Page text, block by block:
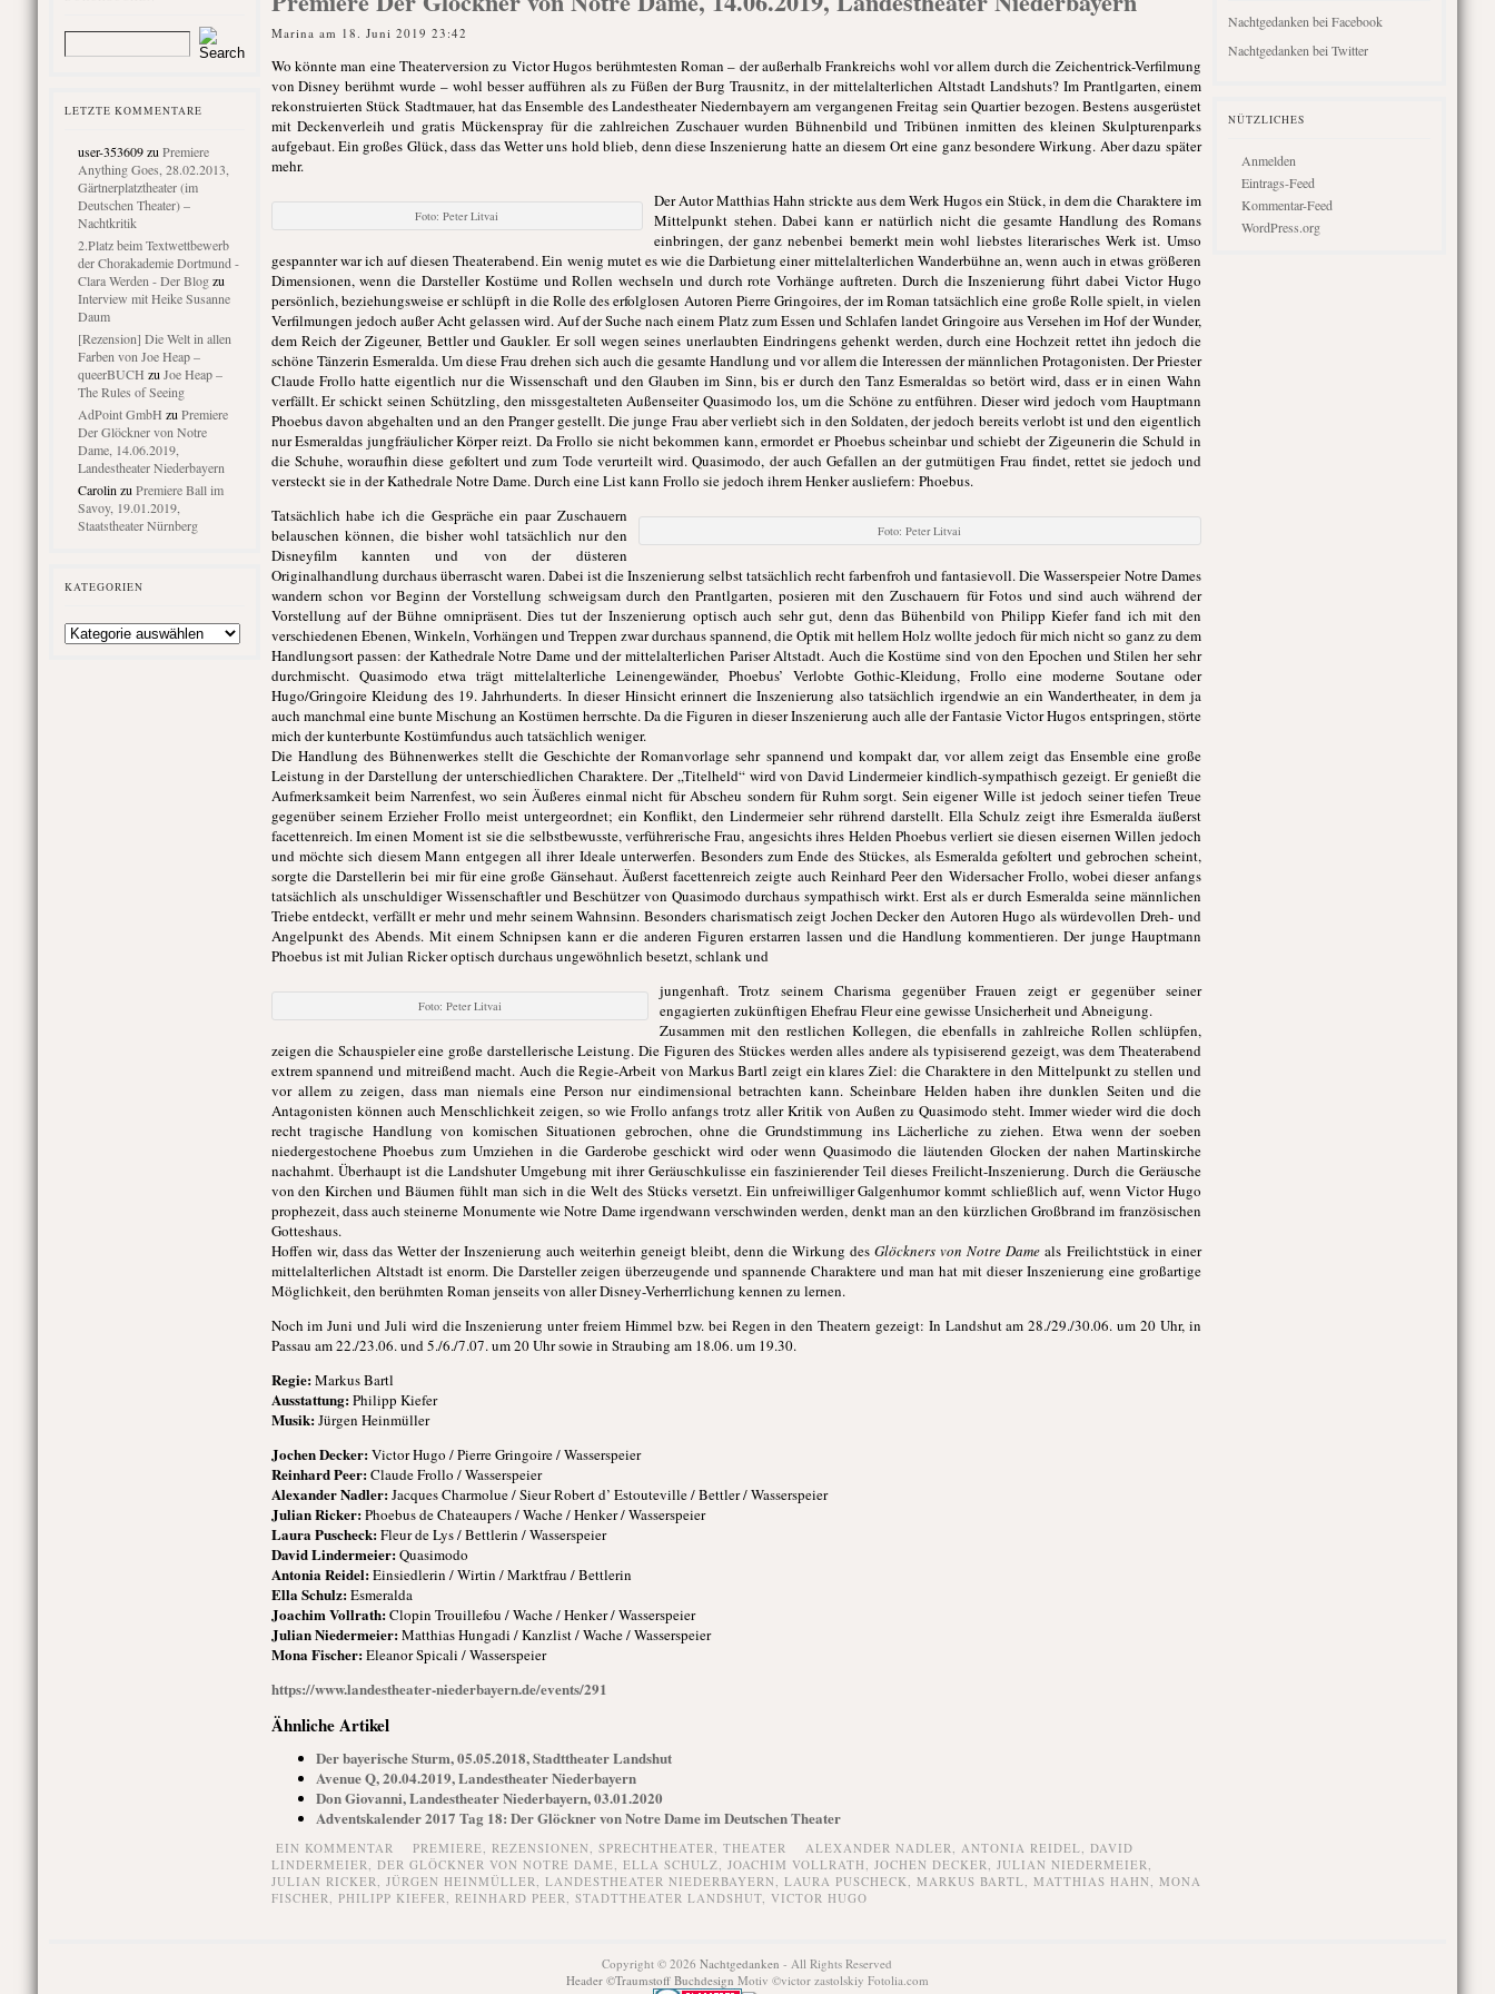
LETZTE KOMMENTARE
user-353609zu Premiere
Anything Goes, 28.02.2013,
Gärtnerplatztheater (im
Deutschen Theater) –
Nachtkritik
2.Platz beim Textwettbewerb
der Chorakademie Dortmund -
Clara Werden - Der Blogzu
Interview mit Heike Susanne
Daum
[Rezension] Die Welt in allen
Farben von Joe Heap –
queerBUCH zu Joe Heap –
The Rules of Seeing
AdPoint GmbH zu Premiere
Der Glöckner von Notre
Dame, 14.06.2019,
Landestheater Niederbayern
Carolin zu Premiere Ball im
Savoy, 19.01.2019,
Staatstheater Nürnberg
KATEGORIEN
Kategorien
Marina am 18. Juni 2019 23:42
Wo könnte man eine Theaterversion zu Victor Hugos berühmtesten Roman – der außerhalb Frankreichs wohl vor allem durch die Zeichentrick-Verfilmung
von Disney berühmt wurde – wohl besser aufführen als zu Füßen der Burg Trausnitz, in der mittelalterlichen Altstadt Landshuts? Im Prantlgarten, einem
rekonstruierten Stück Stadtmauer, hat das Ensemble des Landestheater Niedernbayern am vergangenen Freitag sein Quartier bezogen. Bestens ausgerüstet
mit Deckenverleih und gratis Mückenspray für die zahlreichen Zuschauer wurden Bühnenbild und Tribünen inmitten des kleinen Skulpturenparks
aufgebaut. Ein großes Glück, dass das Wetter uns hold blieb, denn diese Inszenierung hatte an diesem Ort eine ganz besondere Wirkung. Aber dazu später
mehr.
Foto: Peter Litvai
Der Autor Matthias Hahn strickte aus dem Werk Hugos ein Stück, in dem die Charaktere im
Mittelpunkt stehen. Dabei kann er natürlich nicht die gesamte Handlung des Romans
einbringen, der ganz nebenbei bemerkt mein wohl liebstes literarisches Werk ist. Umso
gespannter war ich auf diesen Theaterabend. Ein wenig mutet es wie die Darbietung einer mittelalterlichen Wanderbühne an, wenn auch in etwas größeren
Dimensionen, wenn die Darsteller Kostüme und Rollen wechseln und durch rote Vorhänge auftreten. Durch die Inszenierung führt dabei Victor Hugo
persönlich, beziehungsweise er schlüpft in die Rolle des erfolglosen Autoren Pierre Gringoires, der im Roman tatsächlich eine große Rolle spielt, in vielen
Verfilmungen jedoch außer Acht gelassen wird. Auf der Suche nach einem Platz zum Essen und Schlafen landet Gringoire aus Versehen im Hof der Wunder,
dem Reich der Zigeuner, Bettler und Gaukler. Er soll wegen seines unerlaubten Eindringens gehenkt werden, durch eine Hochzeit rettet ihn jedoch die
schöne Tänzerin Esmeralda. Um diese Frau drehen sich auch die gesamte Handlung und vor allem die Interessen der männlichen Protagonisten. Der Priester
Claude Frollo hatte eigentlich nur die Wissenschaft und den Glauben im Sinn, bis er durch den Tanz Esmeraldas so betört wird, dass er in einen Wahn
verfällt. Er schickt seinen Schützling, den missgestalteten Außenseiter Quasimodo los, um die Schöne zu entführen. Dieser wird jedoch vom Hauptmann
Phoebus davon abgehalten und an den Pranger gestellt. Die junge Frau aber verliebt sich in den Soldaten, der jedoch bereits verlobt ist und den eigentlich
nur Esmeraldas jungfräulicher Körper reizt. Da Frollo sie nicht bekommen kann, ermordet er Phoebus scheinbar und schiebt der Zigeunerin die Schuld in
die Schuhe, woraufhin diese gefoltert und zum Tode verurteilt wird. Quasimodo, der auch Gefallen an der gutmütigen Frau findet, rettet sie jedoch und
versteckt sie in der Kathedrale Notre Dame. Durch eine List kann Frollo sie jedoch ihrem Henker ausliefern: Phoebus.
Foto: Peter Litvai
Tatsächlich habe ich die Gespräche ein paar Zuschauern
belauschen können, die bisher wohl tatsächlich nur den
Disneyfilm kannten und von der düsteren
Originalhandlung durchaus überrascht waren. Dabei ist die Inszenierung selbst tatsächlich recht farbenfroh und fantasievoll. Die Wasserspeier Notre Dames
wandern schon vor Beginn der Vorstellung schweigsam durch den Prantlgarten, posieren mit den Zuschauern für Fotos und sind auch während der
Vorstellung auf der Bühne omnipräsent. Dies tut der Inszenierung optisch auch sehr gut, denn das Bühenbild von Philipp Kiefer fand ich mit den
verschiedenen Ebenen, Winkeln, Vorhängen und Treppen zwar durchaus spannend, die Optik mit hellem Holz wollte jedoch für mich nicht so ganz zu dem
Handlungsort passen: der Kathedrale Notre Dame und der mittelalterlichen Pariser Altstadt. Auch die Kostüme sind von den Epochen und Stilen her sehr
durchmischt. Quasimodo etwa trägt mittelalterliche Leinengewänder, Phoebus’ Verlobte Gothic-Kleidung, Frollo eine moderne Soutane oder
Hugo/Gringoire Kleidung des 19. Jahrhunderts. In dieser Hinsicht erinnert die Inszenierung also tatsächlich irgendwie an ein Wandertheater, in dem ja
auch manchmal eine bunte Mischung an Kostümen herrschte. Da die Figuren in dieser Inszenierung auch alle der Fantasie Victor Hugos entspringen, störte
mich der kunterbunte Kostümfundus auch tatsächlich weniger.
Die Handlung des Bühnenwerkes stellt die Geschichte der Romanvorlage sehr spannend und kompakt dar, vor allem zeigt das Ensemble eine große
Leistung in der Darstellung der unterschiedlichen Charaktere. Der „Titelheld“ wird von David Lindermeier kindlich-sympathisch gezeigt. Er genießt die
Aufmerksamkeit beim Narrenfest, wo sein Äußeres einmal nicht für Abscheu sondern für Ruhm sorgt. Sein eigener Wille ist jedoch seiner tiefen Treue
gegenüber seinem Erzieher Frollo meist untergeordnet; ein Konflikt, den Lindermeier sehr rührend darstellt. Ella Schulz zeigt ihre Esmeralda äußerst
facettenreich. Im einen Moment ist sie die selbstbewusste, verführerische Frau, angesichts ihres Helden Phoebus verliert sie diesen eisernen Willen jedoch
und möchte sich diesem Mann entgegen all ihrer Ideale unterwerfen. Besonders zum Ende des Stückes, als Esmeralda gefoltert und gebrochen scheint,
sorgte die Darstellerin bei mir für eine große Gänsehaut. Äußerst facettenreich zeigte auch Reinhard Peer den Widersacher Frollo, wobei dieser anfangs
tatsächlich als unschuldiger Wissenschaftler und Beschützer von Quasimodo durchaus sympathisch wirkt. Erst als er durch Esmeralda seine männlichen
Triebe entdeckt, verfällt er mehr und mehr seinem Wahnsinn. Besonders charismatisch zeigt Jochen Decker den Autoren Hugo als würdevollen Dreh- und
Angelpunkt des Abends. Mit einem Schnipsen kann er die anderen Figuren erstarren lassen und die Handlung kommentieren. Der junge Hauptmann
Phoebus ist mit Julian Ricker optisch durchaus ungewöhnlich besetzt, schlank und
Foto: Peter Litvai
jungenhaft. Trotz seinem Charisma gegenüber Frauen zeigt er gegenüber seiner
engagierten zukünftigen Ehefrau Fleur eine gewisse Unsicherheit und Abneigung.
Zusammen mit den restlichen Kollegen, die ebenfalls in zahlreiche Rollen schlüpfen,
zeigen die Schauspieler eine große darstellerische Leistung. Die Figuren des Stückes werden alles andere als typisiserend gezeigt, was dem Theaterabend
extrem spannend und mitreißend macht. Auch die Regie-Arbeit von Markus Bartl zeigt ein klares Ziel: die Charaktere in den Mittelpunkt zu stellen und
vor allem zu zeigen, dass man niemals eine Person nur eindimensional betrachten kann. Scheinbare Helden haben ihre dunklen Seiten und die
Antagonisten können auch Menschlichkeit zeigen, so wie Frollo anfangs trotz aller Kritik von Außen zu Quasimodo steht. Immer wieder wird die doch
recht tragische Handlung von komischen Situationen gebrochen, ohne die Grundstimmung ins Lächerliche zu ziehen. Etwa wenn der soeben
niedergestochene Phoebus zum Umziehen in die Garderobe geschickt wird oder wenn Quasimodo die läutenden Glocken der nahen Martinskirche
nachahmt. Überhaupt ist die Landshuter Umgebung mit ihrer Geräuschkulisse ein faszinierender Teil dieses Freilicht-Inszenierung. Durch die Geräusche
von den Kirchen und Bäumen fühlt man sich in die Welt des Stücks versetzt. Ein unfreiwilliger Galgenhumor kommt schließlich auf, wenn Victor Hugo
prophezeit, dass auch steinerne Monumente wie Notre Dame irgendwann verschwinden werden, denkt man an den kürzlichen Großbrand im französischen
Gotteshaus.
Hoffen wir, dass das Wetter der Inszenierung auch weiterhin geneigt bleibt, denn die Wirkung desGlöckners von Notre Dame als Freilichtstück in einer
mittelalterlichen Altstadt ist enorm. Die Darsteller zeigen überzeugende und spannende Charaktere und man hat mit dieser Inszenierung eine großartige
Möglichkeit, den berühmten Roman jenseits von aller Disney-Verherrlichung kennen zu lernen.
Noch im Juni und Juli wird die Inszenierung unter freiem Himmel bzw. bei Regen in den Theatern gezeigt: In Landshut am 28./29./30.06. um 20 Uhr, in
Passau am 22./23.06. und 5./6./7.07. um 20 Uhr sowie in Straubing am 18.06. um 19.30.
Regie:Markus Bartl
Ausstattung:Philipp Kiefer
Musik:Jürgen Heinmüller
Jochen Decker:Victor Hugo / Pierre Gringoire / Wasserspeier
Reinhard Peer:Claude Frollo / Wasserspeier
Alexander Nadler:Jacques Charmolue / Sieur Robert d’ Estouteville / Bettler / Wasserspeier
Julian Ricker:Phoebus de Chateaupers / Wache / Henker / Wasserspeier
Laura Puscheck:Fleur de Lys / Bettlerin / Wasserspeier
David Lindermeier:Quasimodo
Antonia Reidel:Einsiedlerin / Wirtin / Marktfrau / Bettlerin
Ella Schulz:Esmeralda
Joachim Vollrath:Clopin Trouillefou / Wache / Henker / Wasserspeier
Julian Niedermeier:Matthias Hungadi / Kanzlist / Wache / Wasserspeier
Mona Fischer:Eleanor Spicali / Wasserspeier
https://www.landestheater-niederbayern.de/events/291
Ähnliche Artikel
Der bayerische Sturm, 05.05.2018, Stadttheater Landshut
Avenue Q, 20.04.2019, Landestheater Niederbayern
Don Giovanni, Landestheater Niederbayern, 03.01.2020
Adventskalender 2017 Tag 18: Der Glöckner von Notre Dame im Deutschen Theater
EIN KOMMENTAR PREMIERE, REZENSIONEN, SPRECHTHEATER, THEATER ALEXANDER NADLER, ANTONIA REIDEL, DAVID
LINDERMEIER, DER GLÖCKNER VON NOTRE DAME, ELLA SCHULZ, JOACHIM VOLLRATH, JOCHEN DECKER, JULIAN NIEDERMEIER,
JULIAN RICKER, JÜRGEN HEINMÜLLER, LANDESTHEATER NIEDERBAYERN, LAURA PUSCHECK, MARKUS BARTL, MATTHIAS HAHN, MONA
FISCHER, PHILIPP KIEFER, REINHARD PEER, STADTTHEATER LANDSHUT, VICTOR HUGO
Nachtgedanken bei Facebook
Nachtgedanken bei Twitter
NÜTZLICHES
Anmelden
Eintrags-Feed
Kommentar-Feed
WordPress.org
Copyright © 2026Nachtgedanken - All Rights Reserved
Header ©Traumstoff Buchdesign Motiv ©victor zastolskiy Fotolia.com